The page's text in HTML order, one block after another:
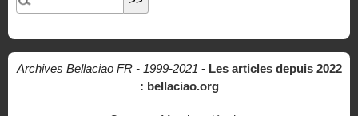
Archives Bellaciao FR - 1999-2021 - Les articles depuis 2022
: bellaciao.org